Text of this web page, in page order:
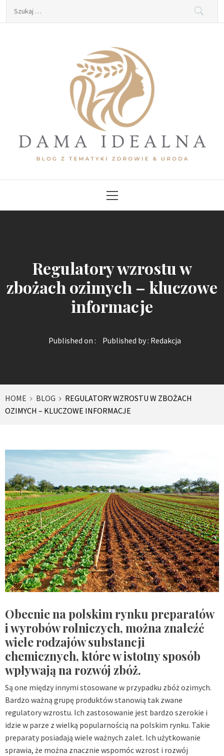
Szukaj:
Dama Idealna
Menu
Regulatory wzrostu w
zbożach ozimych – kluczowe
informacje
Published on : Published by : Redakcja
HOME BLOG
REGULATORY WZROSTU W ZBOŻACH
OZIMYCH – KLUCZOWE INFORMACJE
Obecnie na polskim rynku preparatów
i wyrobów rolniczych, można znaleźć
wiele rodzajów substancji
chemicznych, które w istotny sposób
wpływają na rozwój zbóż.
Są one między innymi stosowane w przypadku zbóż ozimych.
Bardzo ważną grupę produktów stanowią tak zwane
regulatory wzrostu. Ich zastosowanie jest bardzo szerokie i
idzie w parze z wielką popularnością na polskim rynku. Takie
preparaty posiadają wiele ważnych zalet. Ich użytkowanie
sprawia, że można znacznie wspomóc wzrost i rozwój